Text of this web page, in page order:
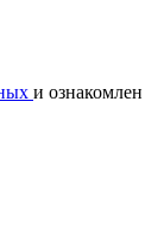
и ознакомлен